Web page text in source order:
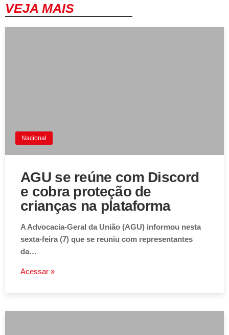
VEJA MAIS
Nacional
AGU se reúne com Discord
e cobra proteção de
crianças na plataforma
A Advocacia-Geral da União (AGU) informou nesta
sexta-feira (7) que se reuniu com representantes
da…
Acessar »